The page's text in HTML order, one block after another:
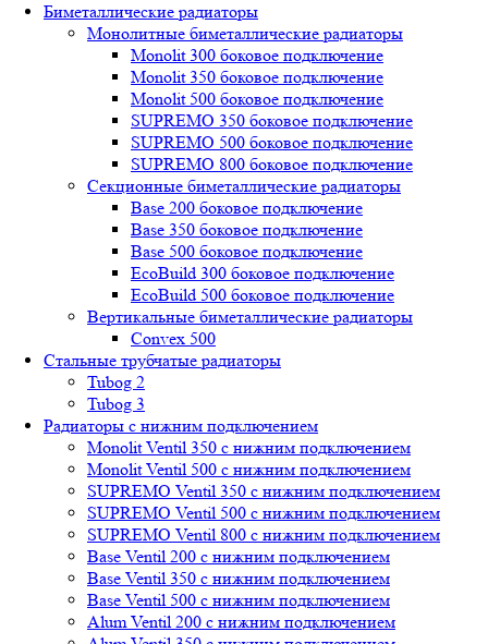
Биметаллические радиаторы
Монолитные биметаллические радиаторы
Mоnоlit 300 боковое подключение
Mоnоlit 350 боковое подключение
Mоnоlit 500 боковое подключение
SUРREMО 350 боковое подключение
SUРREMО 500 боковое подключение
SUРREMО 800 боковое подключение
Секционные биметаллические радиаторы
Base 200 боковое подключение
Base 350 боковое подключение
Base 500 боковое подключение
EcoBuild 300 боковое подключение
EcoBuild 500 боковое подключение
Вертикальные биметаллические радиаторы
Convex 500
Стальные трубчатые радиаторы
Tubog 2
Tubog 3
Радиаторы с нижним подключением
Monolit Ventil 350 с нижним подключением
Monolit Ventil 500 с нижним подключением
SUPREMO Ventil 350 с нижним подключением
SUPREMO Ventil 500 с нижним подключением
SUPREMO Ventil 800 с нижним подключением
Base Ventil 200 с нижним подключением
Base Ventil 350 с нижним подключением
Base Ventil 500 с нижним подключением
Alum Ventil 200 с нижним подключением